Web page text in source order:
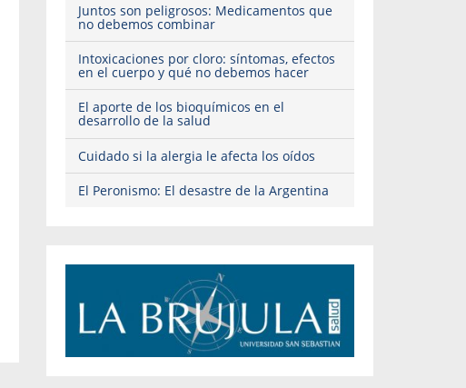
Juntos son peligrosos: Medicamentos que
no debemos combinar
Intoxicaciones por cloro: síntomas, efectos
en el cuerpo y qué no debemos hacer
El aporte de los bioquímicos en el
desarrollo de la salud
Cuidado si la alergia le afecta los oídos
El Peronismo: El desastre de la Argentina